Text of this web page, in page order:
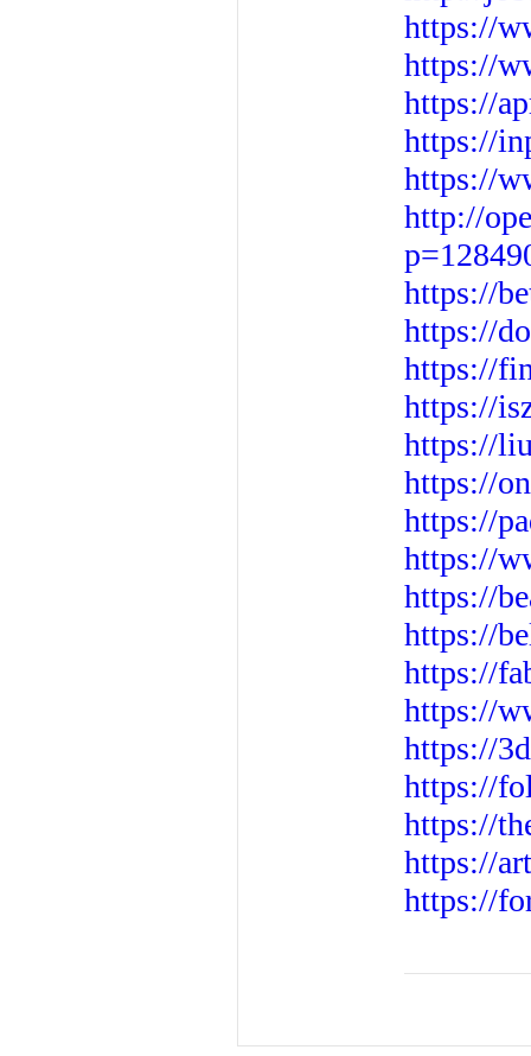
https://
https://
https://
https://
https://
http://
https://
https://
https://
https://
https://
https://
https://
https://
https://
https://
https://
https://
https://
https://
https://
https://
https://